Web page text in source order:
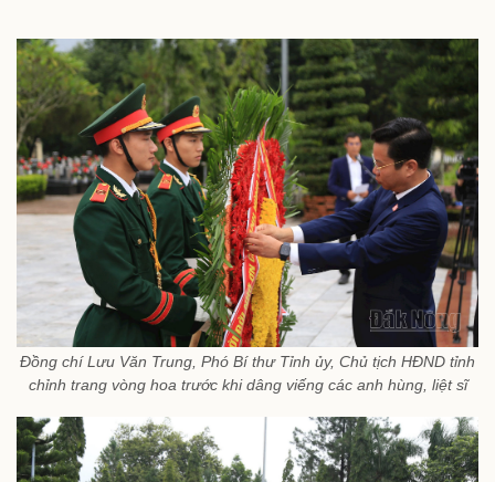
Đồng chí Lưu Văn Trung, Phó Bí thư Tỉnh ủy, Chủ tịch HĐND tỉnh
chỉnh trang vòng hoa trước khi dâng viếng các anh hùng, liệt sĩ